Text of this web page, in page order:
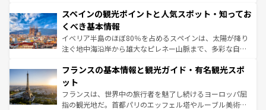
ろん、トスカーナの美しい田園風景やアマルフィ海岸の絶
景など、自然景観も見逃せない。観光の合間には、本場の
ピザやパスタなど、絶品のイタリア料理を堪能することも
できる。朝目覚めてから夜眠るまで、すべての瞬間を楽し
なお、新着のイタリア情報はコンテンツ一覧を参照してほ
しい。
スペインの観光ポイントと人気スポット・知ってお
くべき基本情報
イベリア半島のほぼ80％を占めるスペインは、太陽が降り
注ぐ地中海沿岸から雄大なピレネー山脈まで、多彩な自然
文化が根付くこの国では、情熱的なフラメンコ、熱気あふ
れる闘牛、そして美味しいタパスが生活の一部となってい
る。首都マドリードの洗練された雰囲気や、バルセロナの
アートに溢れた街角から、地方では古代ローマ遺跡や中世
フランスの基本情報と観光ガイド・有名観光スポ
ット
フランスは、世界中の旅行者を魅了し続けるヨーロッパ屈
指の観光地だ。首都パリのエッフェル塔やルーブル美術館